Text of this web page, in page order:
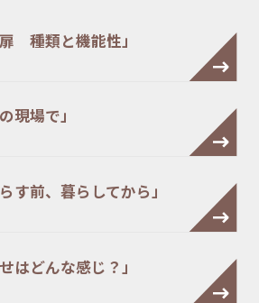
種類と機能性」
現場で」
前、暮らしてから」
はどんな感じ？」